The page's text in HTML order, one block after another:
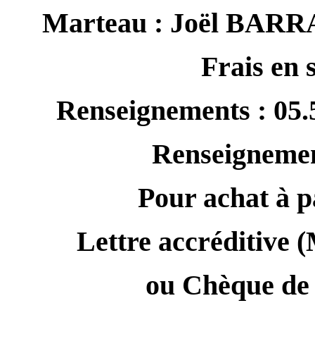
Marteau : Joël
Frais en
Renseignements :
Pour achat à
Lettre accréditive (
ou Chèque